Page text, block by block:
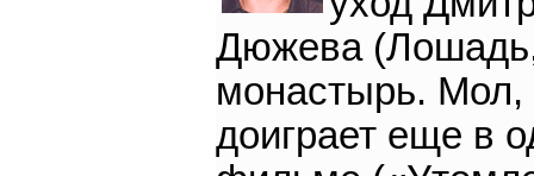
Дюжева
монастырь. Мол,
доиграет еще в